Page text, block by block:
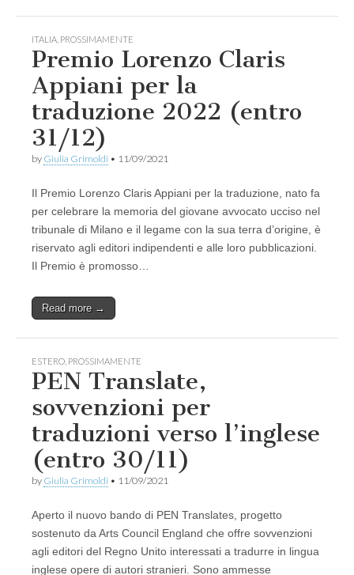
ITALIA PROSSIMAMENTE
Premio Lorenzo Claris
Appiani per la
traduzione 2022 (entro
31/12)
by Giulia Grimoldi • 11/09/2021
Il Premio Lorenzo Claris Appiani per la traduzione, nato fa
per celebrare la memoria del giovane avvocato ucciso nel
tribunale di Milano e il legame con la sua terra d’origine, è
riservato agli editori indipendenti e alle loro pubblicazioni.
Il Premio è promosso…
Read more →
ESTERO PROSSIMAMENTE
PEN Translate,
sovvenzioni per
traduzioni verso l’inglese
(entro 30/11)
by Giulia Grimoldi • 11/09/2021
Aperto il nuovo bando di PEN Translates, progetto
sostenuto da Arts Council England che offre sovvenzioni
agli editori del Regno Unito interessati a tradurre in lingua
inglese opere di autori stranieri. Sono ammesse